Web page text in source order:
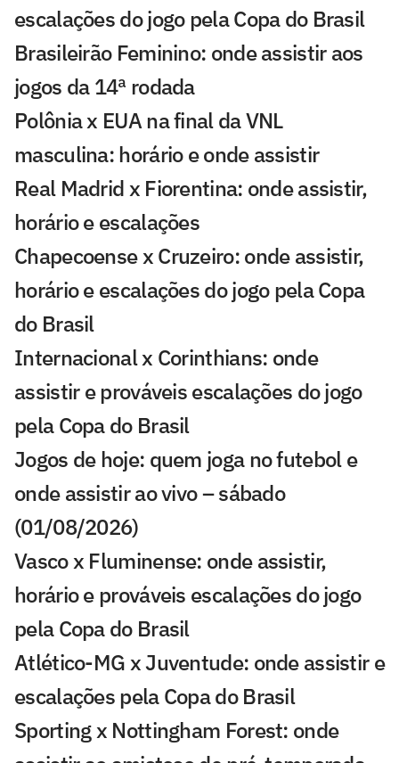
escalações do jogo pela Copa do Brasil
Brasileirão Feminino: onde assistir aos
jogos da 14ª rodada
Polônia x EUA na final da VNL
masculina: horário e onde assistir
Real Madrid x Fiorentina: onde assistir,
horário e escalações
Chapecoense x Cruzeiro: onde assistir,
horário e escalações do jogo pela Copa
do Brasil
Internacional x Corinthians: onde
assistir e prováveis escalações do jogo
pela Copa do Brasil
Jogos de hoje: quem joga no futebol e
onde assistir ao vivo – sábado
(01/08/2026)
Vasco x Fluminense: onde assistir,
horário e prováveis escalações do jogo
pela Copa do Brasil
Atlético-MG x Juventude: onde assistir e
escalações pela Copa do Brasil
Sporting x Nottingham Forest: onde